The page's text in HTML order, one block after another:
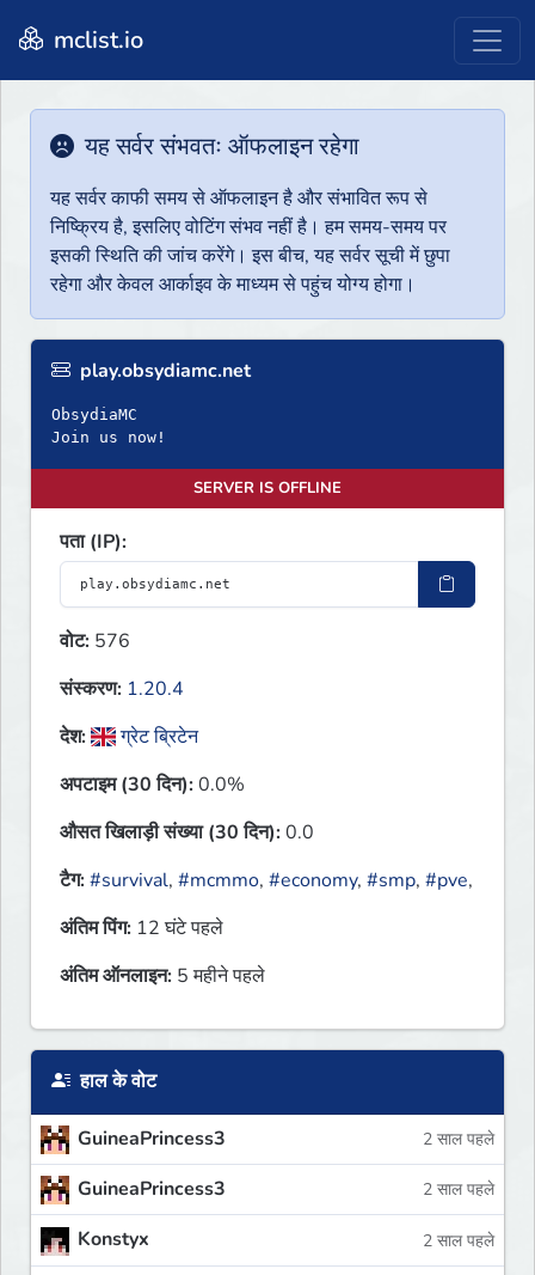
mclist.io
यह सर्वर संभवतः ऑफलाइन रहेगा
यह सर्वर काफी समय से ऑफलाइन है और संभावित रूप से
निष्क्रिय है, इसलिए वोटिंग संभव नहीं है। हम समय-समय पर
इसकी स्थिति की जांच करेंगे। इस बीच, यह सर्वर सूची में छुपा
रहेगा और केवल आर्काइव के माध्यम से पहुंच योग्य होगा।
play.obsydiamc.net
ObsydiaMC
Join us now!
SERVER IS OFFLINE
पता (IP):
वोट: 576
संस्करण: 1.20.4
देश:
ग्रेट ब्रिटेन
अपटाइम (30 दिन):0.0%
औसत खिलाड़ी संख्या (30 दिन):0.0
टैग:#survival, #mcmmo, #economy, #smp, #pve,
अंतिम पिंग: 12 घंटे पहले
अंतिम ऑनलाइन: 5 महीने पहले
हाल के वोट
GuineaPrincess3 2 साल पहले
GuineaPrincess3 2 साल पहले
Konstyx 2 साल पहले